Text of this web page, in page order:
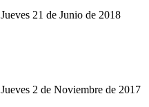
Jueves 21 de Junio de 2018
Jueves 2 de Noviembre de 2017